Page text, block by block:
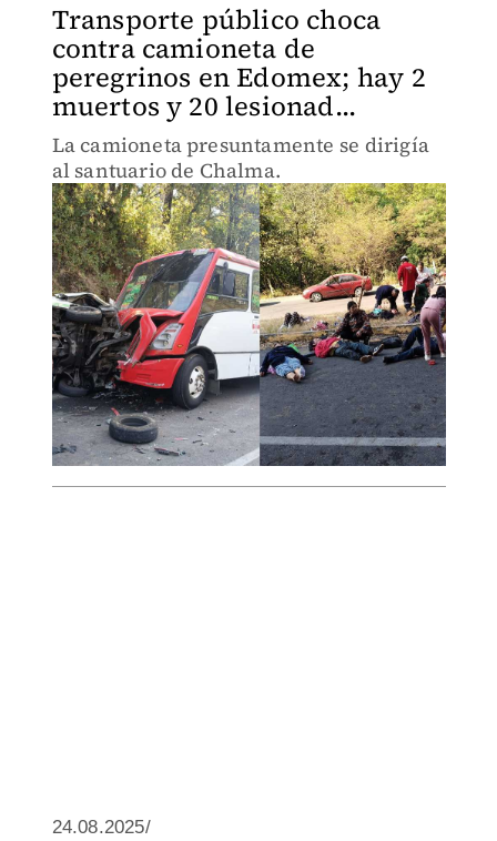
Transporte público choca
contra camioneta de
peregrinos en Edomex; hay 2
muertos y 20 lesionad...
La camioneta presuntamente se dirigía
al santuario de Chalma.
24.08.2025/